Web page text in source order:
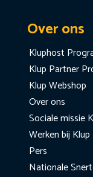
Over ons
Kluphost
Klup Partner
Klup Webshop
Over ons
Sociale missie
Werken bij Klup
Pers
Nationale